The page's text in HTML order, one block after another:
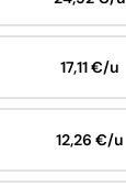
17,11 €/u
12,26 €/u